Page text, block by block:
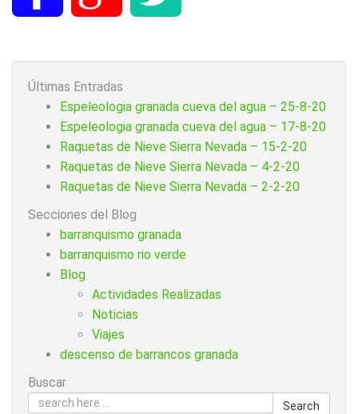
Últimas Entradas
Espeleologia granada cueva del agua – 25-8-20
Espeleologia granada cueva del agua – 17-8-20
Raquetas de Nieve Sierra Nevada – 15-2-20
Raquetas de Nieve Sierra Nevada – 4-2-20
Raquetas de Nieve Sierra Nevada – 2-2-20
Secciones del Blog
barranquismo granada
barranquismo rio verde
Blog
Actividades Realizadas
Noticias
Viajes
descenso de barrancos granada
Buscar
Search